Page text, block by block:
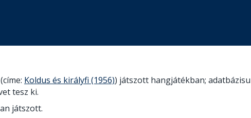
Koldus és királyfi (1956)) játszott hangjátékban;
tesz ki.
játszott.